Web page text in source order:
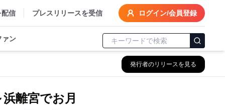
配信 プレスリリースを受信 ログイン/会員登録
ァン
発行者のリリースを見る
離宮でお月